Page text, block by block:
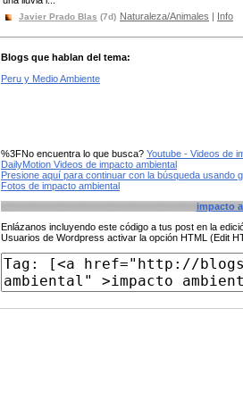
Javier Prado Blas (7d) Naturaleza/Animales | Info
Blogs que hablan del tema:
Peru y Medio Ambiente
%3FNo encuentra lo que busca? Youtube - Videos de
DailyMotion Videos de impacto ambiental
Presione aquí para continuar con la búsqueda usando
Fotos de impacto ambiental
impacto
Enlázanos incluyendo este código a tus post en la
Usuarios de Wordpress activar la opción HTML (Edit